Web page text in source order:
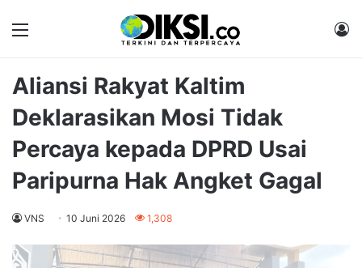
Menu
Aliansi Rakyat Kaltim
Deklarasikan Mosi Tidak
Percaya kepada DPRD Usai
Paripurna Hak Angket Gagal
VNS 10 Juni 2026 1,308